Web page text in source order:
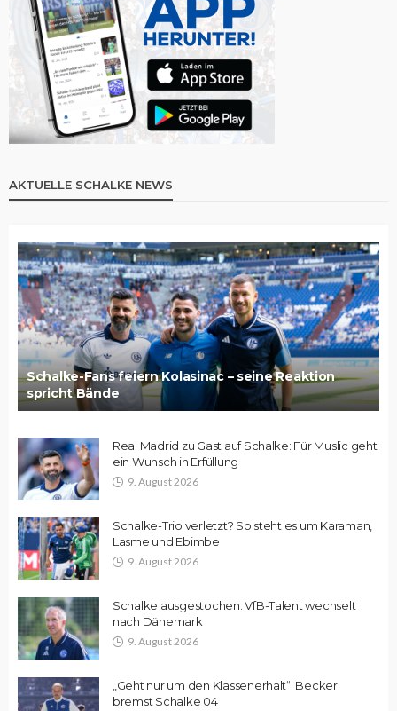
AKTUELLE SCHALKE NEWS
Schalke-Fans feiern Kolasinac – seine Reaktion
spricht Bände
Real Madrid zu Gast auf Schalke: Für Muslic geht
ein Wunsch in Erfüllung
9. August 2026
Schalke-Trio verletzt? So steht es um Karaman,
Lasme und Ebimbe
9. August 2026
Schalke ausgestochen: VfB-Talent wechselt
nach Dänemark
9. August 2026
„Geht nur um den Klassenerhalt“: Becker
bremst Schalke 04